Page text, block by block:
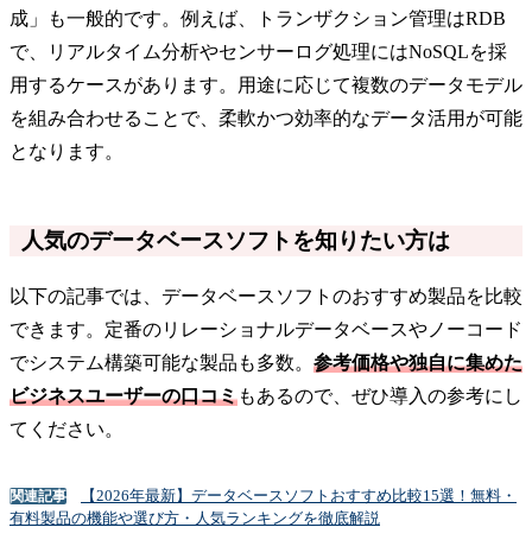
成」も一般的です。例えば、トランザクション管理はRDB
で、リアルタイム分析やセンサーログ処理にはNoSQLを採
用するケースがあります。用途に応じて複数のデータモデル
を組み合わせることで、柔軟かつ効率的なデータ活用が可能
となります。
人気のデータベースソフトを知りたい方は
以下の記事では、データベースソフトのおすすめ製品を比較
できます。定番のリレーショナルデータベースやノーコード
でシステム構築可能な製品も多数。 参考価格や独自に集めた
ビジネスユーザーの口コミもあるので、ぜひ導入の参考にし
てください。
関連記事
【2026年最新】データベースソフトおすすめ比較15選！無料・
有料製品の機能や選び方・人気ランキングを徹底解説